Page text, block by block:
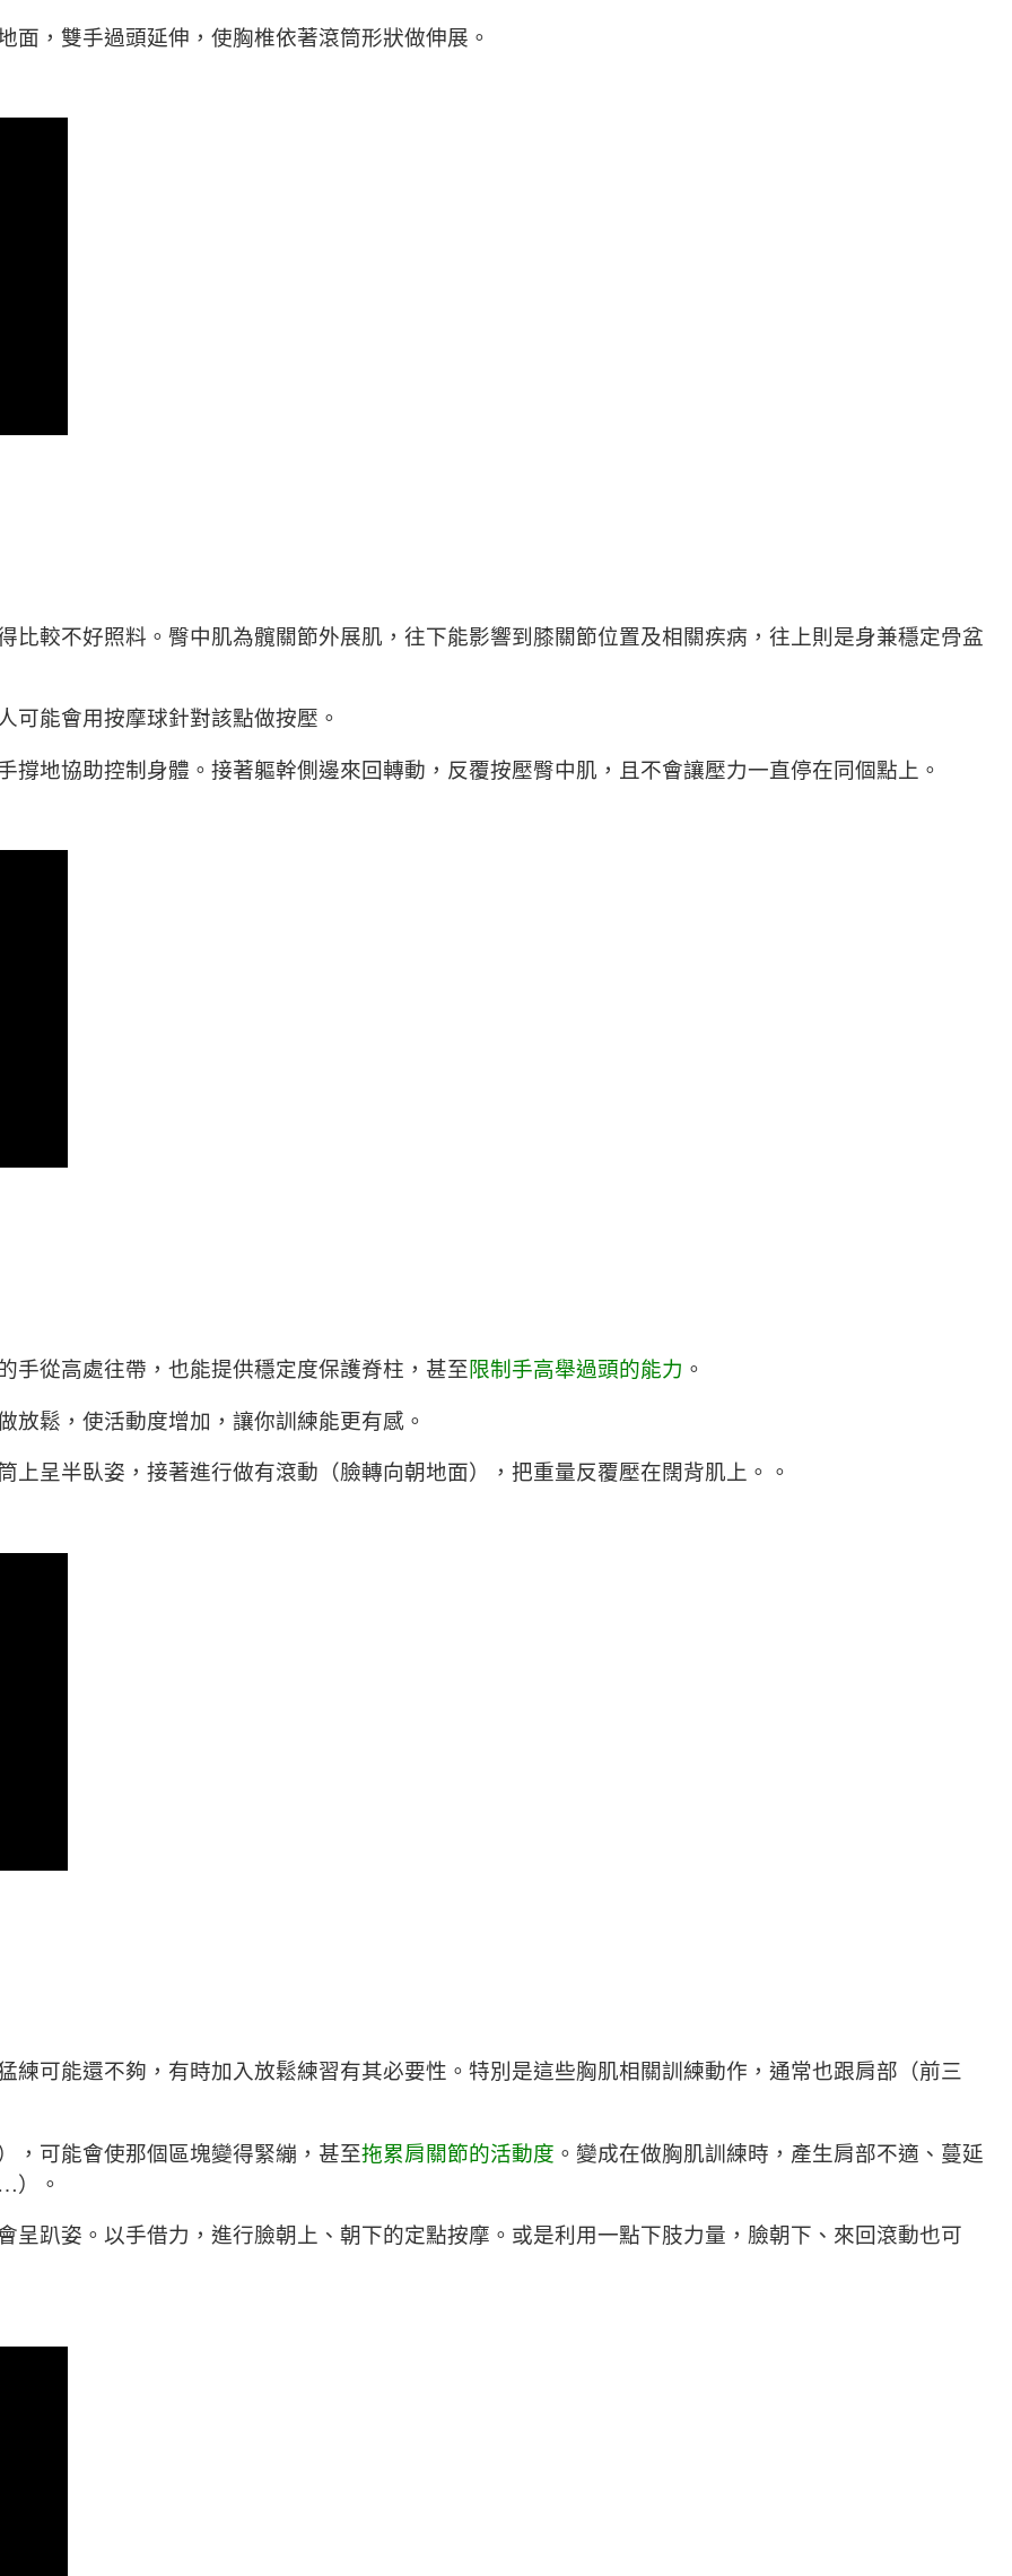
，雙手過頭延伸，使胸椎依著滾筒形狀做伸展。
比較不好照料。臀中肌為髖關節外展肌，往下能影響到膝關節位置及相關疾病，往上則是身兼穩定骨盆
可能會用按摩球針對該點做按壓。
撐地協助控制身體。接著軀幹側邊來回轉動，反覆按壓臀中肌，且不會讓壓力一直停在同個點上。
手從高處往帶，也能提供穩定度保護脊柱，甚至 限制手高舉過頭的能力 。
放鬆，使活動度增加，讓你訓練能更有感。
上呈半臥姿，接著進行做有滾動（臉轉向朝地面），把重量反覆壓在闊背肌上。。
練可能還不夠，有時加入放鬆練習有其必要性。特別是這些胸肌相關訓練動作，通常也跟肩部（前三
，可能會使那個區塊變得緊繃，甚至拖累肩關節的活動度 。變成在做胸肌訓練時，產生肩部不適、蔓延
）。
呈趴姿。以手借力，進行臉朝上、朝下的定點按摩。或是利用一點下肢力量，臉朝下、來回滾動也可